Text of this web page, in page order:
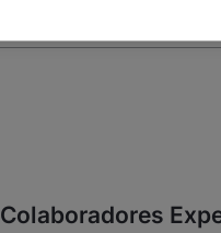
Colaboradores